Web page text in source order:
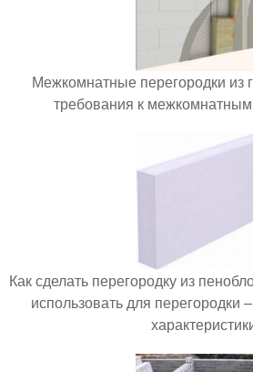
Межкомнатные перегородки из
требования к
Как сделать перегородку из
использовать для перегородки